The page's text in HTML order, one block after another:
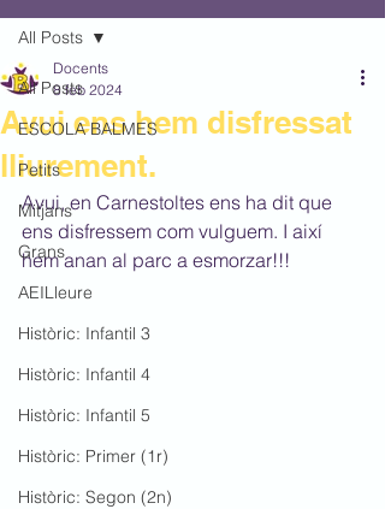
All Posts
ESCOLA BALMES
Petits
Mitjans
Grans
AEILleure
Històric: Infantil 3
Històric: Infantil 4
Històric: Infantil 5
Històric: Primer (1r)
Històric: Segon (2n)
All Posts
Avui ens hem disfressat
lliurement.
Docents
8 feb 2024
Avui, en Carnestoltes ens ha dit que
ens disfressem com vulguem. I així
hem anan al parc a esmorzar!!!